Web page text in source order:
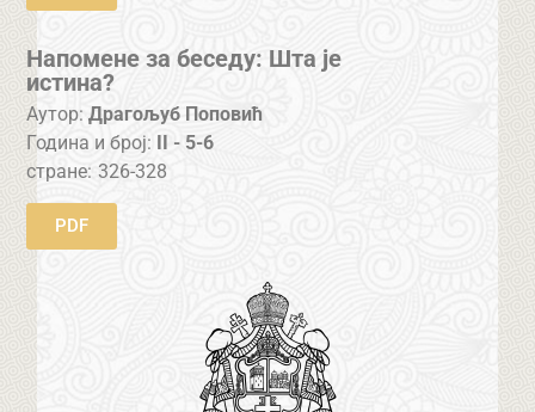
Напомене за беседу: Шта је
истина?
Аутор: Драгољуб Поповић
Година и број: II - 5-6
стране: 326-328
PDF